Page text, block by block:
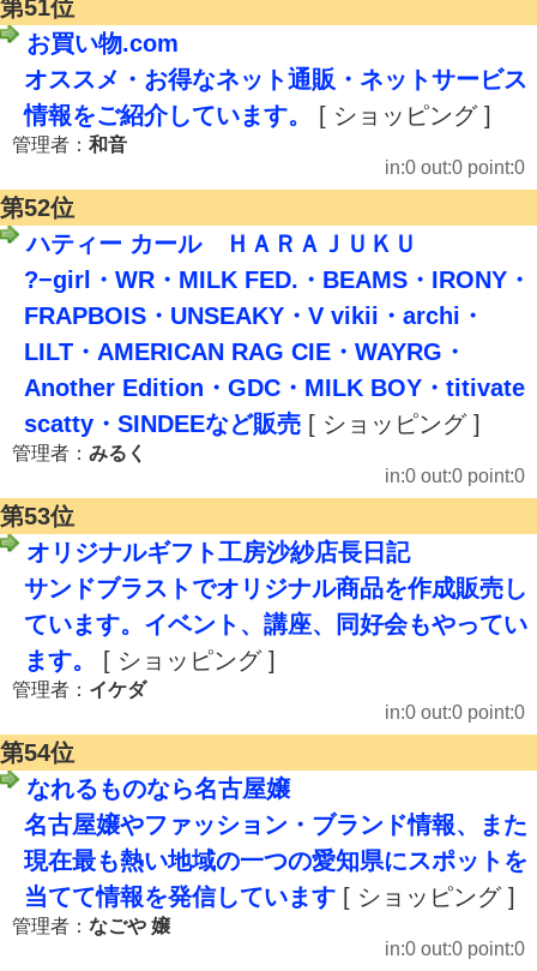
第51位
お買い物.com
オススメ・お得なネット通販・ネットサービス
情報をご紹介しています。
[ ショッピング ]
管理者： 和音
in:0 out:0 point:0
第52位
ハティー カール ＨＡＲＡＪＵＫＵ
?−girl・WR・MILK FED.・BEAMS・IRONY・
FRAPBOIS・UNSEAKY・V vikii・archi・
LILT・AMERICAN RAG CIE・WAYRG・
Another Edition・GDC・MILK BOY・titivate
scatty・SINDEEなど販売 [ ショッピング ]
管理者： みるく
in:0 out:0 point:0
第53位
オリジナルギフト工房沙紗店長日記
サンドブラストでオリジナル商品を作成販売し
ています。イベント、講座、同好会もやってい
ます。
[ ショッピング ]
管理者： イケダ
in:0 out:0 point:0
第54位
なれるものなら名古屋嬢
名古屋嬢やファッション・ブランド情報、また
現在最も熱い地域の一つの愛知県にスポットを
当てて情報を発信しています [ ショッピング ]
管理者： なごや 嬢
in:0 out:0 point:0